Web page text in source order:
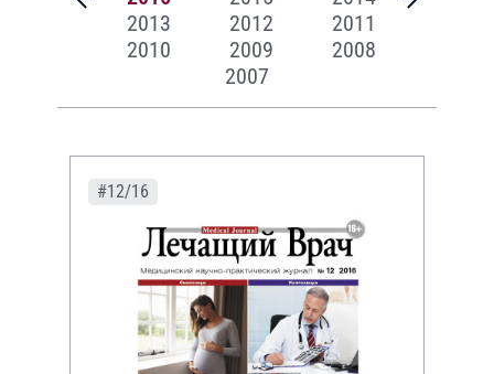
2013
2012
2011
2010
2009
2008
2007
#12/16